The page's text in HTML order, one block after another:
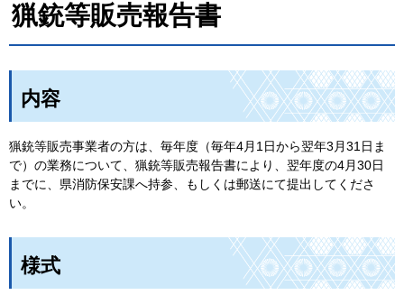
猟銃等販売報告書
内容
猟銃等販売事業者の方は、毎年度（毎年4月1日から翌年3月31日ま
で）の業務について、猟銃等販売報告書により、翌年度の4月30日
までに、県消防保安課へ持参、もしくは郵送にて提出してくださ
い。
様式